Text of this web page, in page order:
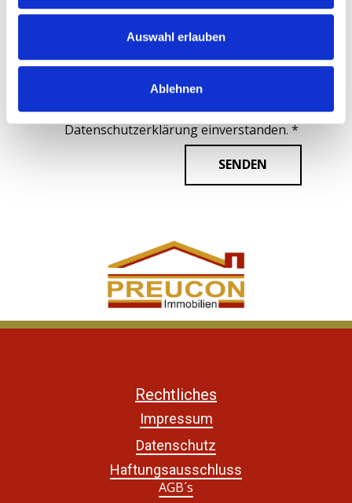
Auswahl erlauben
Ablehnen
Ich erkläre mich mit der Verarbeitung
der eingegebenen Daten sowie der
Datenschutzerklärung einverstanden. *
SENDEN
Rechtliches
Impressum
Datenschutz
Haftungsausschluss
AGB´s